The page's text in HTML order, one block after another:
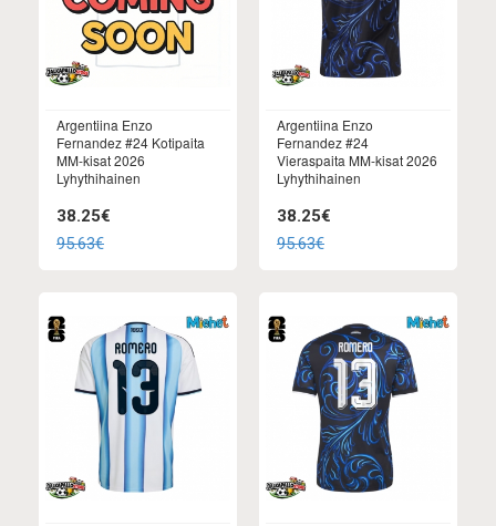
Argentiina Enzo
Fernandez #24 Kotipaita
MM-kisat 2026
Lyhythihainen
38.25€
95.63€
Argentiina Enzo
Fernandez #24
Vieraspaita MM-kisat 2026
Lyhythihainen
38.25€
95.63€